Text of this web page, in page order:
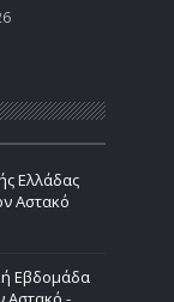
Ελλάδας
Αστακό
Εβδομάδα